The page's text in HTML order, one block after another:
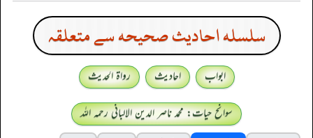
سلسله احاديث صحيحه سے متعلقہ
ابواب احادیث
رواۃ الحدیث
سوانح حیات: محمد ناصر الدین الالبانی رحمہ اللہ